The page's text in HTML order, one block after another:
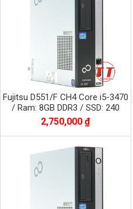
Fujitsu D551/F CH4 Core i5-3470
/ Ram: 8GB DDR3 / SSD: 240
2,750,000 ₫